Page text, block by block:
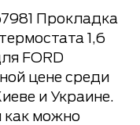
Прокладка
1,6
FORD
цене среди
и Украине.
как можно